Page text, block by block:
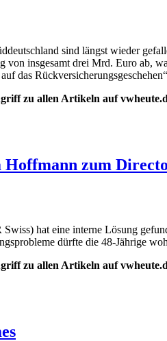
sind längst wieder
von insgesamt drei Mrd. Euro
das
zu allen Artikeln auf
Hoffmann zum
hat eine interne Lösung
dürfte die 48-Jährige
zu allen Artikeln auf